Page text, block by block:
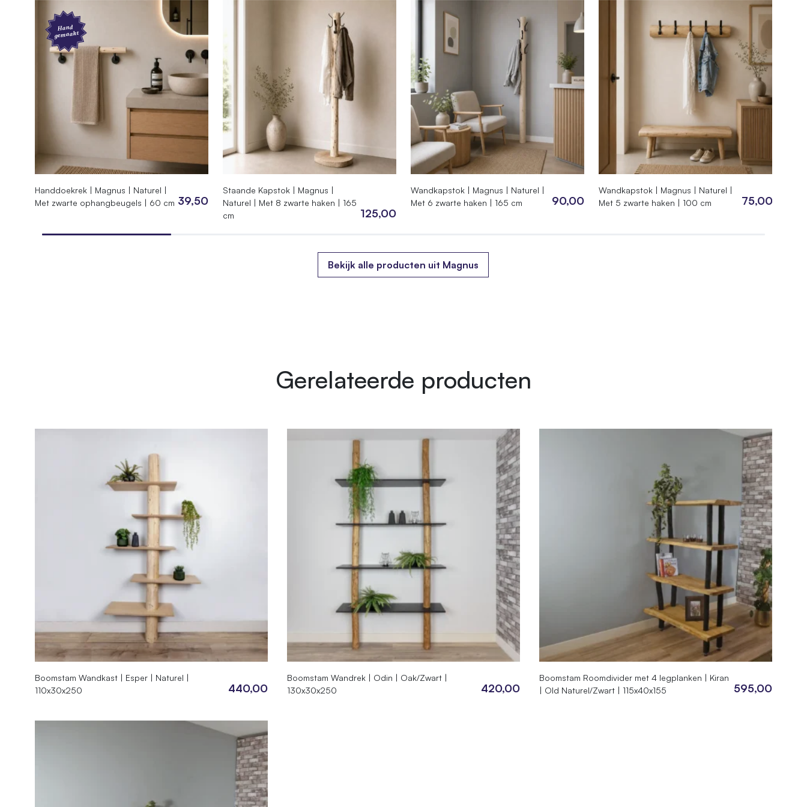
Afwerking
Bewerking Geschuurd, Ontschorst, Onbehandeld
050.AA.02.100
7442954998928
Hand
gemaakt
Handdoekrek | Magnus | Naturel |
Met zwarte ophangbeugels | 60 cm 39,50
Staande Kapstok | Magnus |
Naturel | Met 8 zwarte haken | 165
cm
125,00
Wandkapstok | Magnus | Naturel |
Met 6 zwarte haken | 165 cm
90,00
Wandkapstok | Magnus | Naturel |
Met 5 zwarte haken | 100 cm
75,00
Bekijk alle producten uit Magnus
Gerelateerde producten
Boomstam Wandkast | Esper | Naturel |
110x30x250
440,00
Boomstam Wandrek | Odin | Oak/Zwart |
130x30x250
420,00
Boomstam Roomdivider met 4 legplanken | Kiran
| Old Naturel/Zwart | 115x40x155
595,00